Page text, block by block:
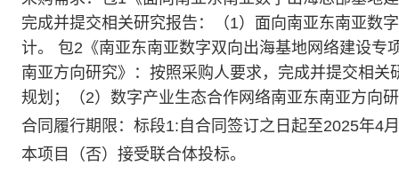
完成并提交相关研究报告：（1）面向南亚东南亚数
计。 包2《南亚东南亚数字双向出海基地网络建设
南亚方向研究》：按照采购人要求，完成并提交相
规划；（2）数字产业生态合作网络南亚东南亚方向
合同履行期限：标段1:自合同签订之日起至2025年4
本项目（否）接受联合体投标。